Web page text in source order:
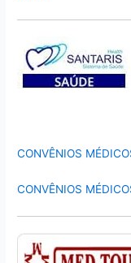
CONVÊNIOS
CONVÊNIOS